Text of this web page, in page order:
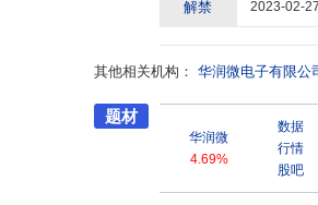
分为产品与方案、制造与
率半导体和智能传感器产品
解禁 2023-02-27
其他相关机构： 华润微电子有限公
题材
华润微
4.69%
数据
行情
股吧